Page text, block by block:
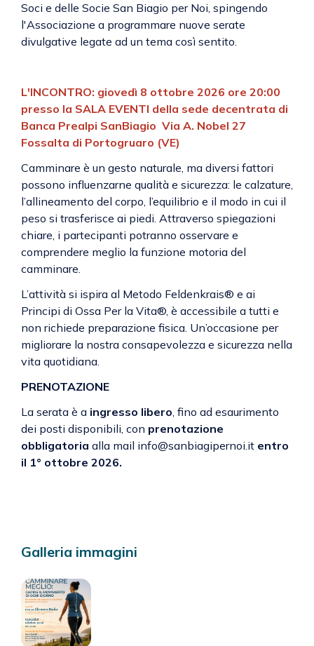
Soci e delle Socie San Biagio per Noi, spingendo
l'Associazione a programmare nuove serate
divulgative legate ad un tema così sentito.
L'INCONTRO: giovedì 8 ottobre 2026 ore 20:00
presso la SALA EVENTI della sede decentrata di
Banca Prealpi SanBiagio Via A. Nobel 27
Fossalta di Portogruaro (VE)
Camminare è un gesto naturale, ma diversi fattori
possono influenzarne qualità e sicurezza: le calzature,
l’allineamento del corpo, l’equilibrio e il modo in cui il
peso si trasferisce ai piedi. Attraverso spiegazioni
chiare, i partecipanti potranno osservare e
comprendere meglio la funzione motoria del
camminare.
L’attività si ispira al Metodo Feldenkrais® e ai
Principi di Ossa Per la Vita®, è accessibile a tutti e
non richiede preparazione fisica. Un’occasione per
migliorare la nostra consapevolezza e sicurezza nella
vita quotidiana.
PRENOTAZIONE
La serata è a ingresso libero, fino ad esaurimento
dei posti disponibili, con prenotazione
obbligatoria alla mail info@sanbiagipernoi.it entro
il 1° ottobre 2026.
Galleria immagini